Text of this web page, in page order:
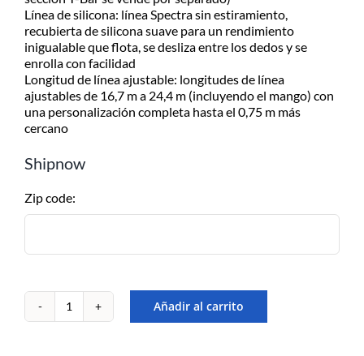
Línea de silicona: línea Spectra sin estiramiento,
recubierta de silicona suave para un rendimiento
inigualable que flota, se desliza entre los dedos y se
enrolla con facilidad
Longitud de línea ajustable: longitudes de línea
ajustables de 16,7 m a 24,4 m (incluyendo el mango) con
una personalización completa hasta el 0,75 m más
cercano
Shipnow
Zip code:
Manillar
Añadir al carrito